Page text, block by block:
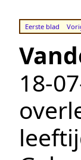
Eerste blad